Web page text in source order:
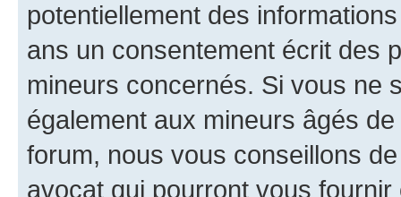
potentiellement des
ans un consentement écrit des
mineurs concernés. Si vous ne
également aux mineurs âgés
forum, nous vous conseillons
avocat qui pourront vous